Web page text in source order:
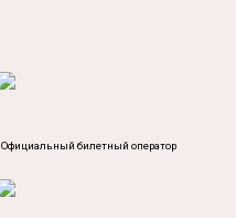
Официальный билетный оператор